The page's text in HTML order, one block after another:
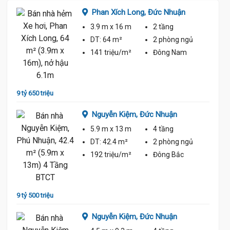
9 tỷ 650 triệu
Phan Xích Long, Đức Nhuận
3.9 m x 16 m
2 tầng
DT: 64 m² 2 phòng ngủ
141 triệu/m²
Đông Nam
9 tỷ 500 triệu
Nguyễn Kiệm, Đức Nhuận
5.9 m x 13 m
4 tầng
DT: 42.4 m² 2 phòng ngủ
192 triệu/m²
Đông Bắc
Nguyễn Kiệm, Đức Nhuận